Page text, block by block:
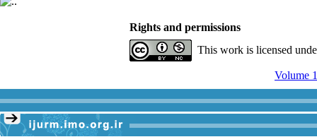
Rights and permissions
This work is licensed
Volume